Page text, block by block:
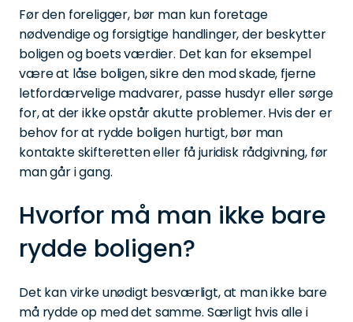
Før den foreligger, bør man kun foretage
nødvendige og forsigtige handlinger, der beskytter
boligen og boets værdier. Det kan for eksempel
være at låse boligen, sikre den mod skade, fjerne
letfordærvelige madvarer, passe husdyr eller sørge
for, at der ikke opstår akutte problemer. Hvis der er
behov for at rydde boligen hurtigt, bør man
kontakte skifteretten eller få juridisk rådgivning, før
man går i gang.
Hvorfor må man ikke bare
rydde boligen?
Det kan virke unødigt besværligt, at man ikke bare
må rydde op med det samme. Særligt hvis alle i